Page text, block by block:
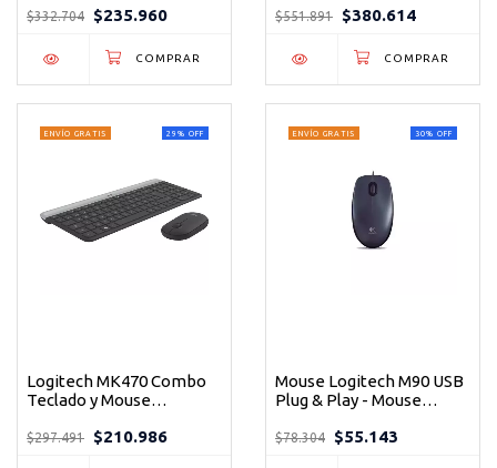
Inalámbrico Premium
$332.704 $235.960
Cámara Web Premium
$551.891 $380.614
29 % OFF
ENVÍO GRATIS
Logitech MK470 Combo
Teclado y Mouse
Silencioso y Minimalista
$297.491 $210.986
30% OFF
ENVÍO GRATIS
Mouse Logitech M90 USB
Plug & Play - Mouse
PC y Laptop
$78.304 $55.143